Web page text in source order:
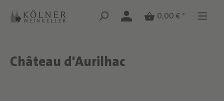
Zum Hauptinhalt springen
Zum Hauptinhalt springen
0,00 € *
Text überspringen
Château d'Aurilhac